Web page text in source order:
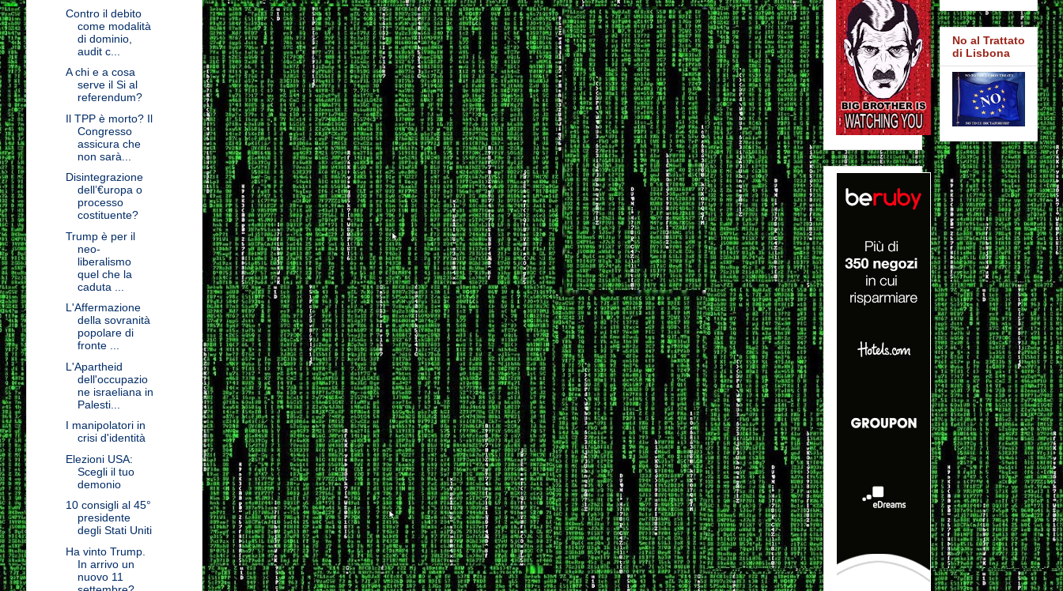
Contro il debito
come modalità
di dominio,
audit c...
A chi e a cosa
serve il Si al
referendum?
Il TPP è morto? Il
Congresso
assicura che
non sarà...
Disintegrazione
dell’€uropa o
processo
costituente?
Trump è per il
neo-
liberalismo
quel che la
caduta ...
L'Affermazione
della sovranità
popolare di
fronte ...
L'Apartheid
dell'occupazio
ne israeliana in
Palesti...
I manipolatori in
crisi d'identità
Elezioni USA:
Scegli il tuo
demonio
10 consigli al 45°
presidente
degli Stati Uniti
Ha vinto Trump.
In arrivo un
nuovo 11
No al Trattato
di Lisbona